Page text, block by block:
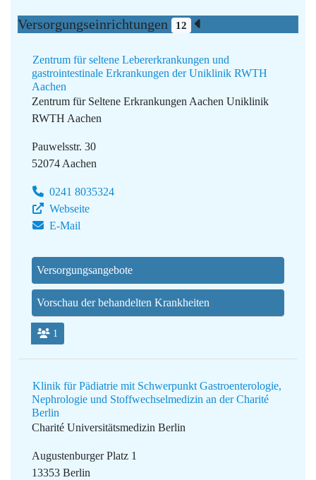
Versorgungseinrichtungen 12
Zentrum für seltene Lebererkrankungen und
gastrointestinale Erkrankungen der Uniklinik RWTH
Aachen
Zentrum für Seltene Erkrankungen Aachen Uniklinik
RWTH Aachen
Pauwelsstr. 30
52074 Aachen
0241 8035324
Webseite
E-Mail
Versorgungsangebote
Vorschau der behandelten Krankheiten
1
Klinik für Pädiatrie mit Schwerpunkt Gastroenterologie,
Nephrologie und Stoffwechselmedizin an der Charité
Berlin
Charité Universitätsmedizin Berlin
Augustenburger Platz 1
13353 Berlin